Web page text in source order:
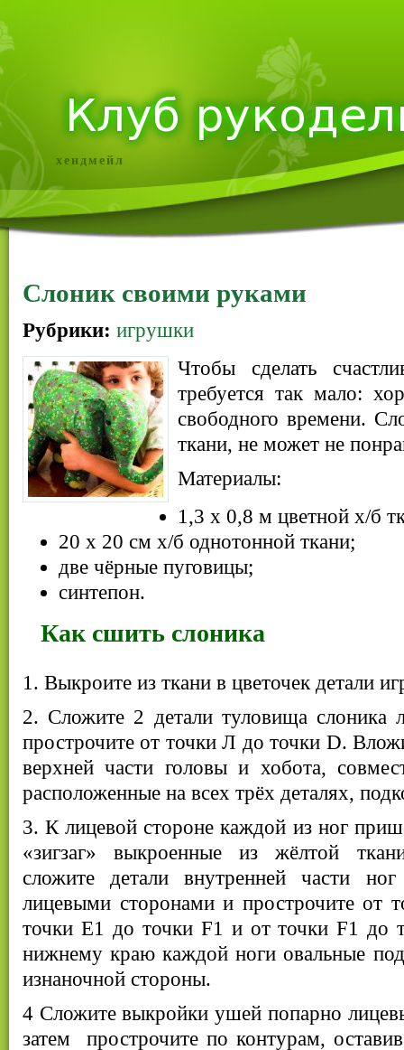
хендмейл
Слоник своими руками
Рубрики: игрушки
Чтобы сделать
требуется так мало:
свободного времени.
ткани, не может не
Материалы:
1,3 х 0,8 м цветной х/б
20 х 20 см х/б однотонной ткани;
две чёрные пуговицы;
синтепон.
Как сшить слоника
1. Выкроите из ткани в цветочек детали
2. Сложите 2 детали туловища слоника
прострочите от точки Л до точки D.
верхней части головы и хобота,
расположенные на всех трёх деталях,
3. К лицевой стороне каждой из ног
«зигзаг» выкроенные из жёлтой
сложите детали внутренней части
лицевыми сторонами и прострочите от
точки Е1 до точки F1 и от точки F1 до
нижнему краю каждой ноги овальные
изнаночной стороны.
4 Сложите выкройки ушей попарно
затем прострочите по контурам,